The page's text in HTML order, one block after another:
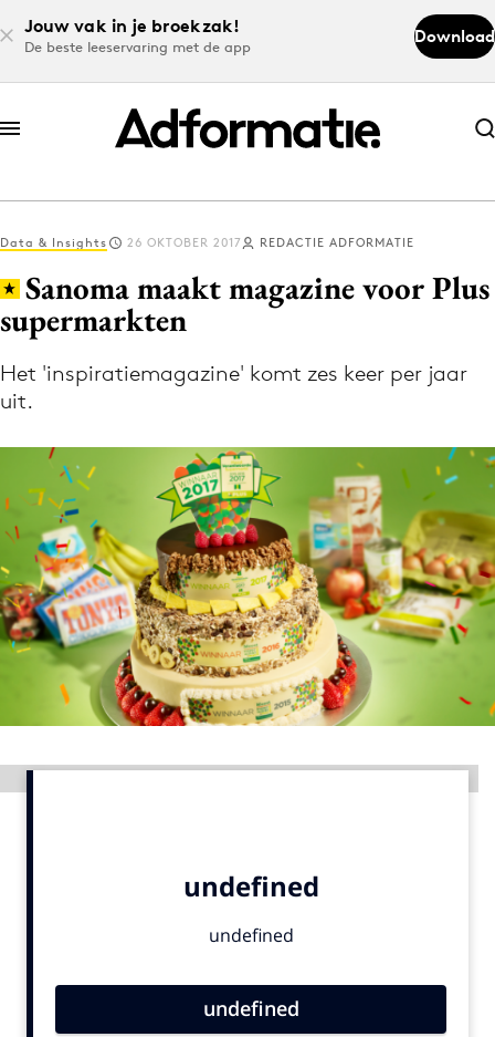
Jouw vak in je broekzak!
De beste leeservaring met de app
Download
Abonneer nu
Abonneer nu
Log in
Volg het laatste nieuws via de Adformatie
Menu
Home
9 sept: GenAI-training
12 nov: MarketingLive!
Adverteren
Events
Opleidingen
Artificial Intelligence
Data & Insights 26 OKTOBER 2017 REDACTIE ADFORMATIE
Sanoma maakt magazine voor Plus
supermarkten
Het 'inspiratiemagazine' komt zes keer per jaar
uit.